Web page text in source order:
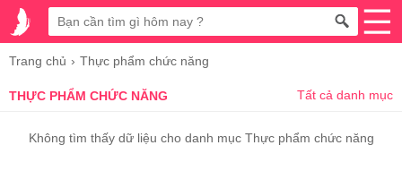
Trang chủ Thực phẩm chức năng
THỰC PHẨM CHỨC NĂNG Tất cả danh mục
Không tìm thấy dữ liệu cho danh mục Thực phẩm chức năng